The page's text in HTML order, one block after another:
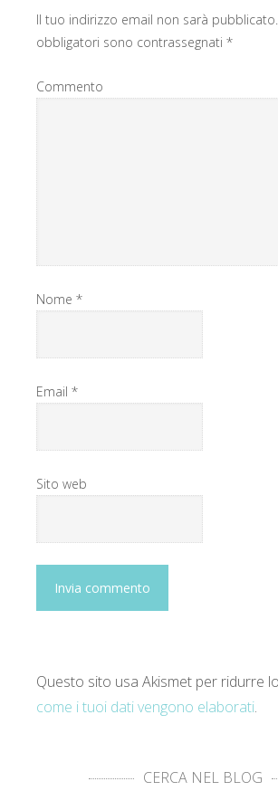
Il tuo indirizzo email non sarà pubblicato.
obbligatori sono contrassegnati *
Commento
Nome *
Email *
Sito web
Questo sito usa Akismet per ridurre
come i tuoi dati vengono elaborati.
CERCA NEL BLOG